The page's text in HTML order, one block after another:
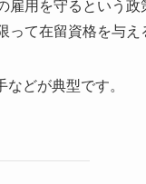
用を守るという政
て在留資格を与え
どが典型です。